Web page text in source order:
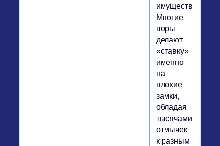
имуществом.
Многие
воры
делают
«ставку»
именно
на
плохие
замки,
обладая
тысячами
отмычек
к разным